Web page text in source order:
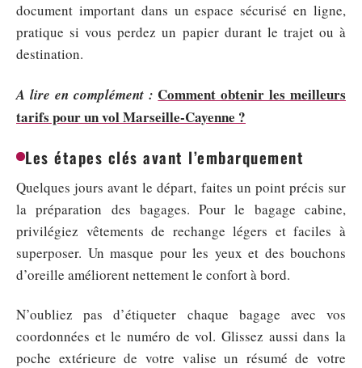
document important dans un espace sécurisé en ligne,
pratique si vous perdez un papier durant le trajet ou à
destination.
A lire en complément : Comment obtenir les meilleurs
tarifs pour un vol Marseille-Cayenne ?
Les étapes clés avant l’embarquement
Quelques jours avant le départ, faites un point précis sur
la préparation des bagages. Pour le bagage cabine,
privilégiez vêtements de rechange légers et faciles à
superposer. Un masque pour les yeux et des bouchons
d’oreille améliorent nettement le confort à bord.
N’oubliez pas d’étiqueter chaque bagage avec vos
coordonnées et le numéro de vol. Glissez aussi dans la
poche extérieure de votre valise un résumé de votre